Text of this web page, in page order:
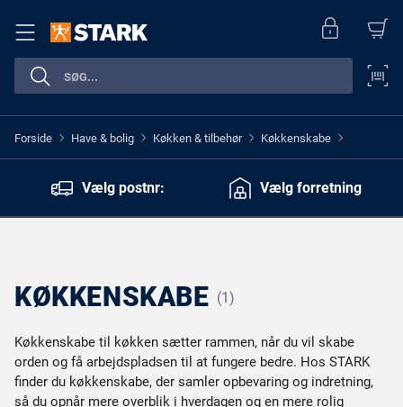
Forside > Have & bolig > Køkken & tilbehør > Køkkenskabe >
Vælg postnr: Vælg forretning
KØKKENSKABE (1)
Køkkenskabe til køkken sætter rammen, når du vil skabe
orden og få arbejdspladsen til at fungere bedre. Hos STARK
finder du køkkenskabe, der samler opbevaring og indretning,
så du opnår mere overblik i hverdagen og en mere rolig